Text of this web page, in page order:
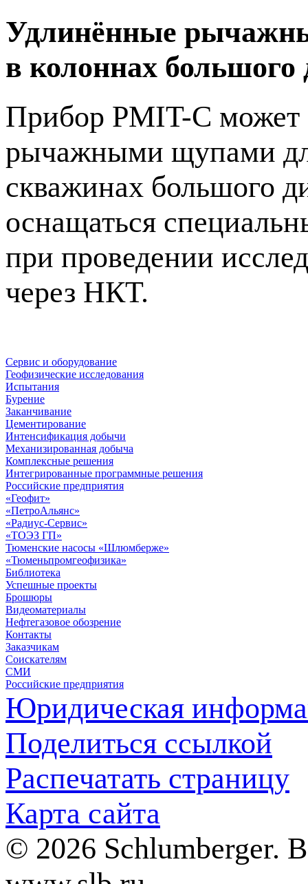
Удлинённые
в колоннах большого
Прибор PMIT-C
рычажными щупами
скважинах большого
оснащаться
при проведении
через НКТ.
Сервис и оборудование
Геофизические исследования
Испытания
Бурение
Заканчивание
Цементирование
Интенсификация добычи
Механизированная добыча
Комплексные решения
Интегрированные программные решения
Российские предприятия
«Геофит»
«ПетроАльянс»
«Радиус-Сервис»
«ТОЭЗ ГП»
Тюменские насосы «Шлюмберже»
«Тюменьпромгеофизика»
Библиотека
Успешные проекты
Брошюры
Видеоматериалы
Нефтегазовое обозрение
Контакты
Заказчикам
Соискателям
СМИ
Российские предприятия
Юридическая
Поделиться ссылкой
Распечатать страницу
Карта сайта
© 2026 Schlumberger.